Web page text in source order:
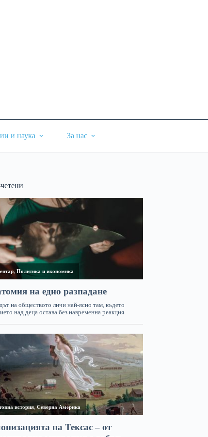
и наука За нас